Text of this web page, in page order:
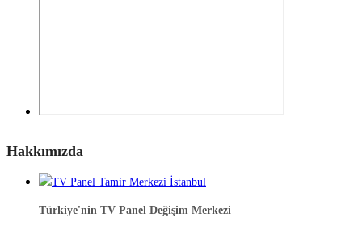
Hakkımızda
Türkiye'nin TV Panel Değişim Merkezi